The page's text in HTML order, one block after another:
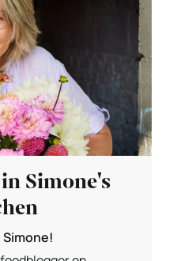
Simone's
Simone!